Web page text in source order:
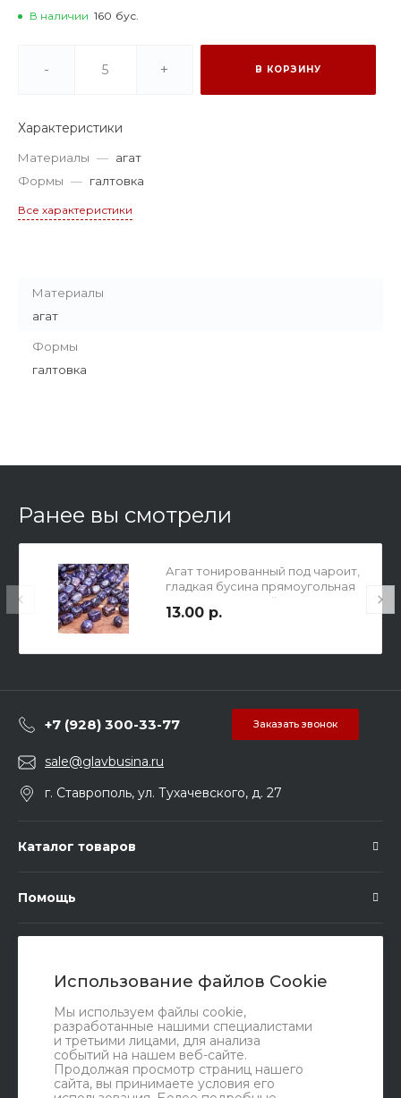
Использование файлов Cookie
Мы используем файлы cookie,
разработанные нашими специалистами
и третьими лицами, для анализа
событий на нашем веб-сайте.
Продолжая просмотр страниц нашего
сайта, вы принимаете условия его
В наличии 160 бус.
- + В КОРЗИНУ
Характеристики
Материалы — агат
Формы — галтовка
Все характеристики
Материалы
агат
Формы
галтовка
Ранее вы смотрели
Агат тонированный под чароит,
гладкая бусина прямоугольная
галтовка, средний р-р 11х8х8мм,
отв. 1мм.
13.00 р.
+7 (928) 300-33-77 Заказать звонок
sale@glavbusina.ru
г. Ставрополь, ул. Тухачевского, д. 27
Каталог товаров
Помощь